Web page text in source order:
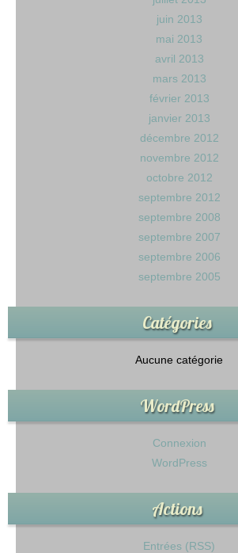
juin 2013
mai 2013
avril 2013
mars 2013
février 2013
janvier 2013
décembre 2012
novembre 2012
octobre 2012
septembre 2012
septembre 2008
septembre 2007
septembre 2006
septembre 2005
Catégories
Aucune catégorie
WordPress
Connexion
WordPress
Actions
Entrées (RSS)